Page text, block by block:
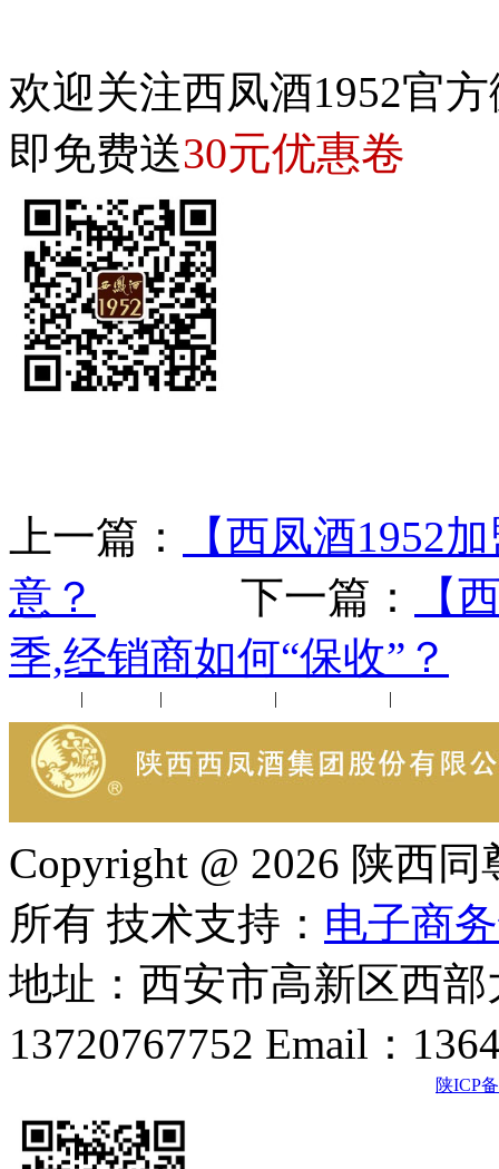
欢迎关注西凤酒1952官
即免费送30元优惠卷
上一篇：
【西凤酒1952
意？
下一篇：
【
季,经销商如何“保收”？
| | | |
Copyright @ 2026 陕西
所有 技术支持： 电子商
地址：西安市高新区西
13720767752 Email：
陕ICP